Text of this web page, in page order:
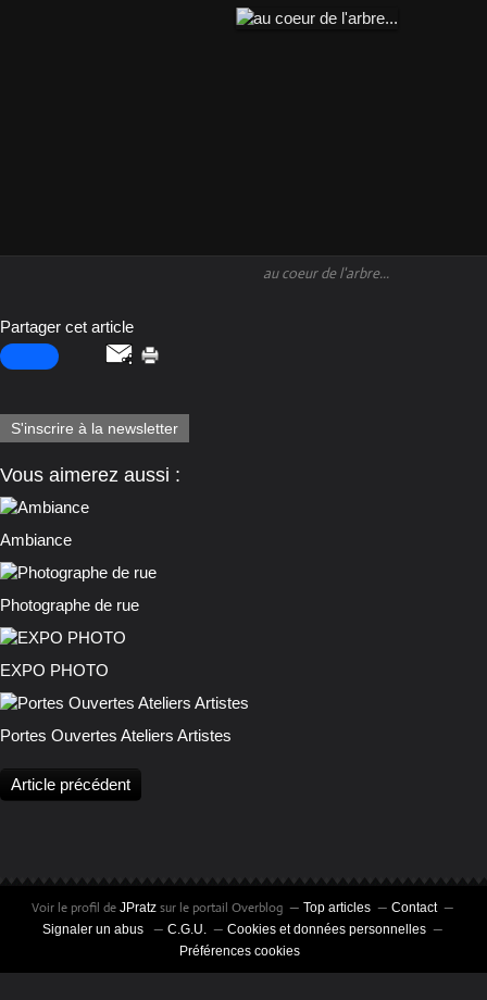
au coeur de l'arbre...
Partager cet article
S'inscrire à la newsletter
Vous aimerez aussi :
Ambiance
Photographe de rue
EXPO PHOTO
Portes Ouvertes Ateliers Artistes
Article précédent
Voir le profil deJPratz sur le portail Overblog Top articles
Contact
Signaler un abus
C.G.U.
Cookies et données personnelles
Préférences cookies